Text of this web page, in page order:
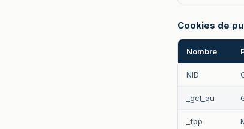
Cookies de
Nombre
NID
_gcl_au
_fbp